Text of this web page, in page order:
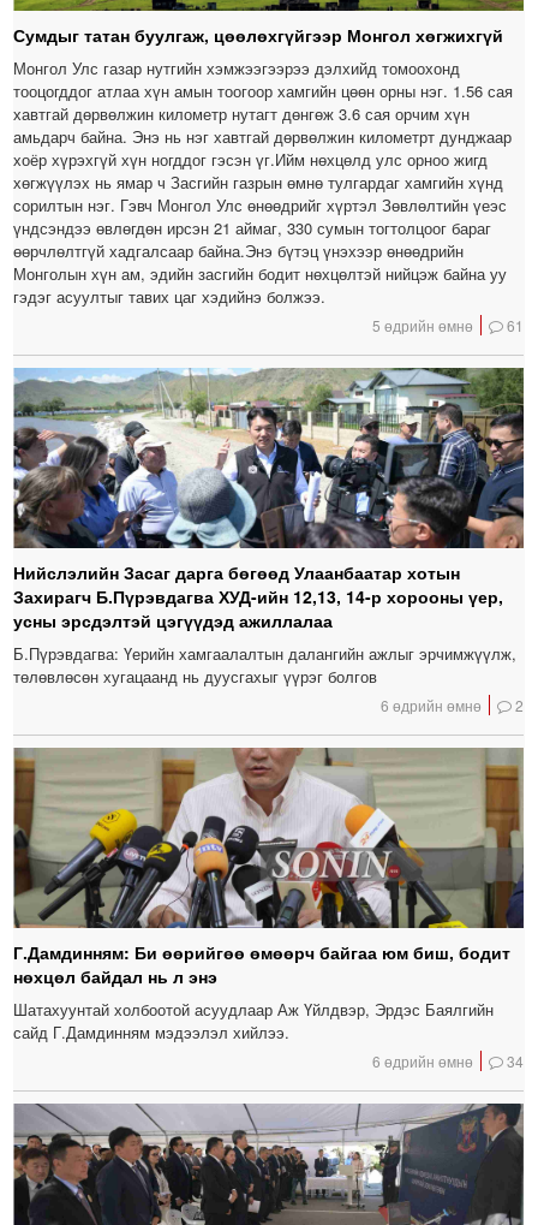
Сумдыг татан буулгаж, цөөлөхгүйгээр Монгол хөгжихгүй
Монгол Улс газар нутгийн хэмжээгээрээ дэлхийд томоохонд
тооцогддог атлаа хүн амын тоогоор хамгийн цөөн орны нэг. 1.56 сая
хавтгай дөрвөлжин километр нутагт дөнгөж 3.6 сая орчим хүн
амьдарч байна. Энэ нь нэг хавтгай дөрвөлжин километрт дунджаар
хоёр хүрэхгүй хүн ногддог гэсэн үг.Ийм нөхцөлд улс орноо жигд
хөгжүүлэх нь ямар ч Засгийн газрын өмнө тулгардаг хамгийн хүнд
сорилтын нэг. Гэвч Монгол Улс өнөөдрийг хүртэл Зөвлөлтийн үеэс
үндсэндээ өвлөгдөн ирсэн 21 аймаг, 330 сумын тогтолцоог бараг
өөрчлөлтгүй хадгалсаар байна.Энэ бүтэц үнэхээр өнөөдрийн
Монголын хүн ам, эдийн засгийн бодит нөхцөлтэй нийцэж байна уу
гэдэг асуултыг тавих цаг хэдийнэ болжээ.
5 өдрийн өмнө 61
Нийслэлийн Засаг дарга бөгөөд Улаанбаатар хотын
Захирагч Б.Пүрэвдагва ХУД-ийн 12,13, 14-р хорооны үер,
усны эрсдэлтэй цэгүүдэд ажиллалаа
Б.Пүрэвдагва: Үерийн хамгаалалтын далангийн ажлыг эрчимжүүлж,
төлөвлөсөн хугацаанд нь дуусгахыг үүрэг болгов
6 өдрийн өмнө 2
Г.Дамдинням: Би өөрийгөө өмөөрч байгаа юм биш, бодит
нөхцөл байдал нь л энэ
Шатахуунтай холбоотой асуудлаар Аж Үйлдвэр, Эрдэс Баялгийн
сайд Г.Дамдинням мэдээлэл хийлээ.
6 өдрийн өмнө 34